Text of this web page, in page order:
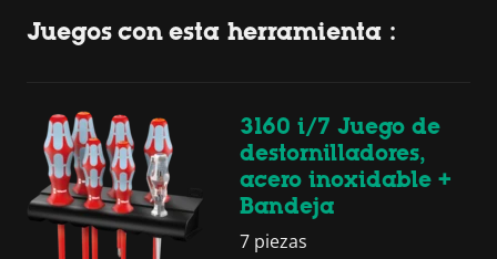
Juegos con esta herramienta :
3160 i/7 Juego de
destornilladores,
acero inoxidable +
Bandeja
7 piezas